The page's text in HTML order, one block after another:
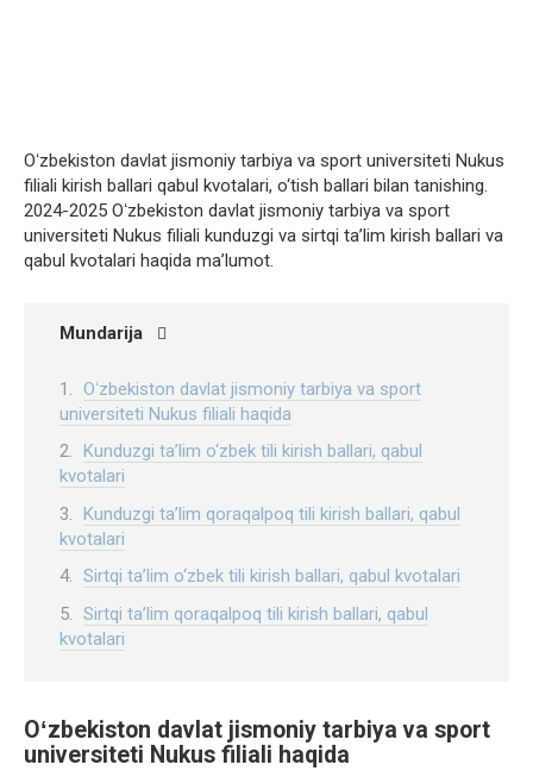
Oʻzbekiston davlat jismoniy tarbiya va sport universiteti Nukus
filiali kirish ballari qabul kvotalari, o‘tish ballari bilan tanishing.
2024-2025 Oʻzbekiston davlat jismoniy tarbiya va sport
universiteti Nukus filiali kunduzgi va sirtqi ta’lim kirish ballari va
qabul kvotalari haqida ma’lumot.
Mundarija
Oʻzbekiston davlat jismoniy tarbiya va sport
universiteti Nukus filiali haqida
Kunduzgi ta’lim o‘zbek tili kirish ballari, qabul
kvotalari
Kunduzgi ta’lim qoraqalpoq tili kirish ballari, qabul
kvotalari
Sirtqi ta’lim o‘zbek tili kirish ballari, qabul kvotalari
Sirtqi ta’lim qoraqalpoq tili kirish ballari, qabul
kvotalari
Oʻzbekiston davlat jismoniy tarbiya va sport
universiteti Nukus filiali haqida